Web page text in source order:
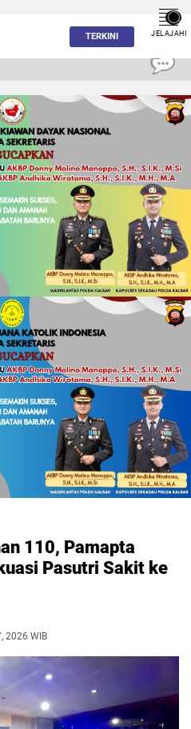
TERKINI JELAJAHI
110, Pamapta
Pasutri Sakit ke
2026 WIB